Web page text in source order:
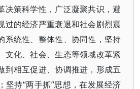
决策科学性，广泛凝聚共识，避
过的经济严重衰退和社会剧烈震
系统性、整体性、协同性，坚持
文化、社会、生态等领域改革紧
到相互促进、协调推进，形成五
坚持“两手抓”思想，在发展经济